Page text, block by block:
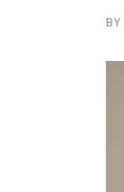
BY